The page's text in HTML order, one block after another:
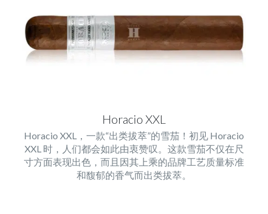
Horacio XXL
Horacio XXL，一款“出类拔萃”的雪茄！初见 Horacio
XXL 时，人们都会如此由衷赞叹。这款雪茄不仅在尺
寸方面表现出色，而且因其上乘的品牌工艺质量标准
和馥郁的香气而出类拔萃。